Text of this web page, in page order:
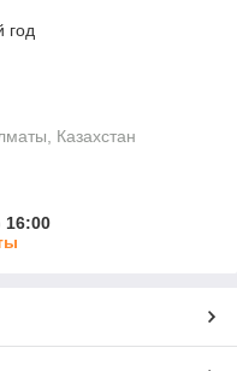
год
Казахстан
16:00